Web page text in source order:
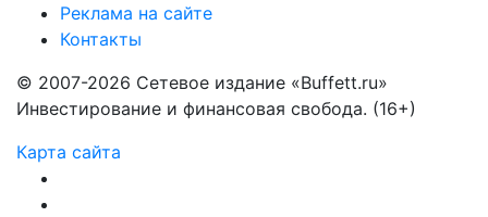
Реклама на сайте
Контакты
© 2007-2026 Сетевое издание «Buffett.ru»
Инвестирование и финансовая свобода. (16+)
Карта сайта